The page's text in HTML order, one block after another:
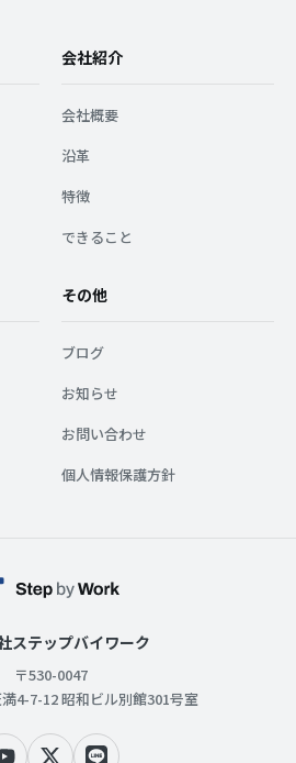
会社紹介
会社概要
沿革
特徴
できること
その他
ブログ
お知らせ
お問い合わせ
個人情報保護方針
ステップバイワーク
〒530-0047
4-7-12 昭和ビル別館301号室